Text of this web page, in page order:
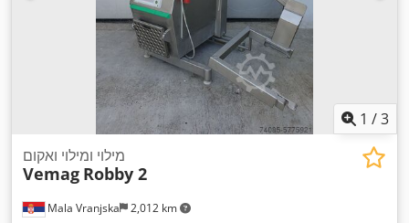
1 /3
Mala Vranjska 2,012 km
מילוי ומילוי ואקום
Vemag Robby 2